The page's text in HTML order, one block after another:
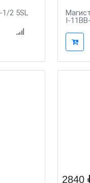
2 5SL
I-
2840